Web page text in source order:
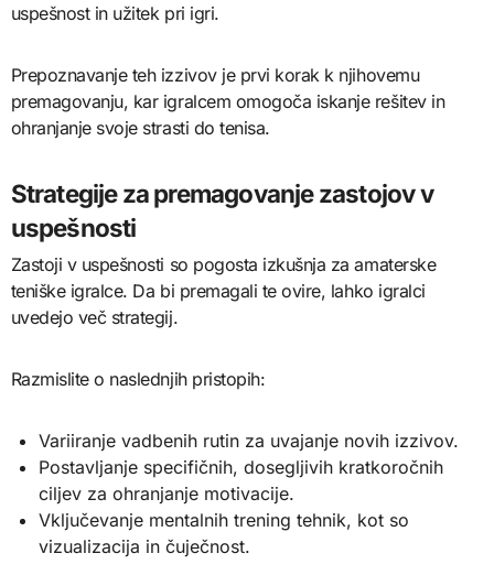
uspešnost in užitek pri igri.
Prepoznavanje teh izzivov je prvi korak k njihovemu
premagovanju, kar igralcem omogoča iskanje rešitev in
ohranjanje svoje strasti do tenisa.
Strategije za premagovanje zastojov v
uspešnosti
Zastoji v uspešnosti so pogosta izkušnja za amaterske
teniške igralce. Da bi premagali te ovire, lahko igralci
uvedejo več strategij.
Razmislite o naslednjih pristopih:
Variiranje vadbenih rutin za uvajanje novih izzivov.
Postavljanje specifičnih, dosegljivih kratkoročnih
ciljev za ohranjanje motivacije.
Vključevanje mentalnih trening tehnik, kot so
vizualizacija in čuječnost.